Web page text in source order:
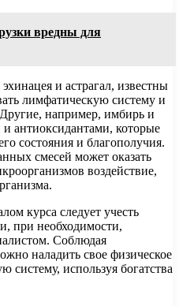
вредны для
и астрагал, известны
лимфатическую систему и
например, имбирь и
антиоксидантами, которые
состояния и благополучия.
смесей может оказать
воздействие,
курса следует учесть
при необходимости,
Соблюдая
наладить свое физическое
систему, используя богатства